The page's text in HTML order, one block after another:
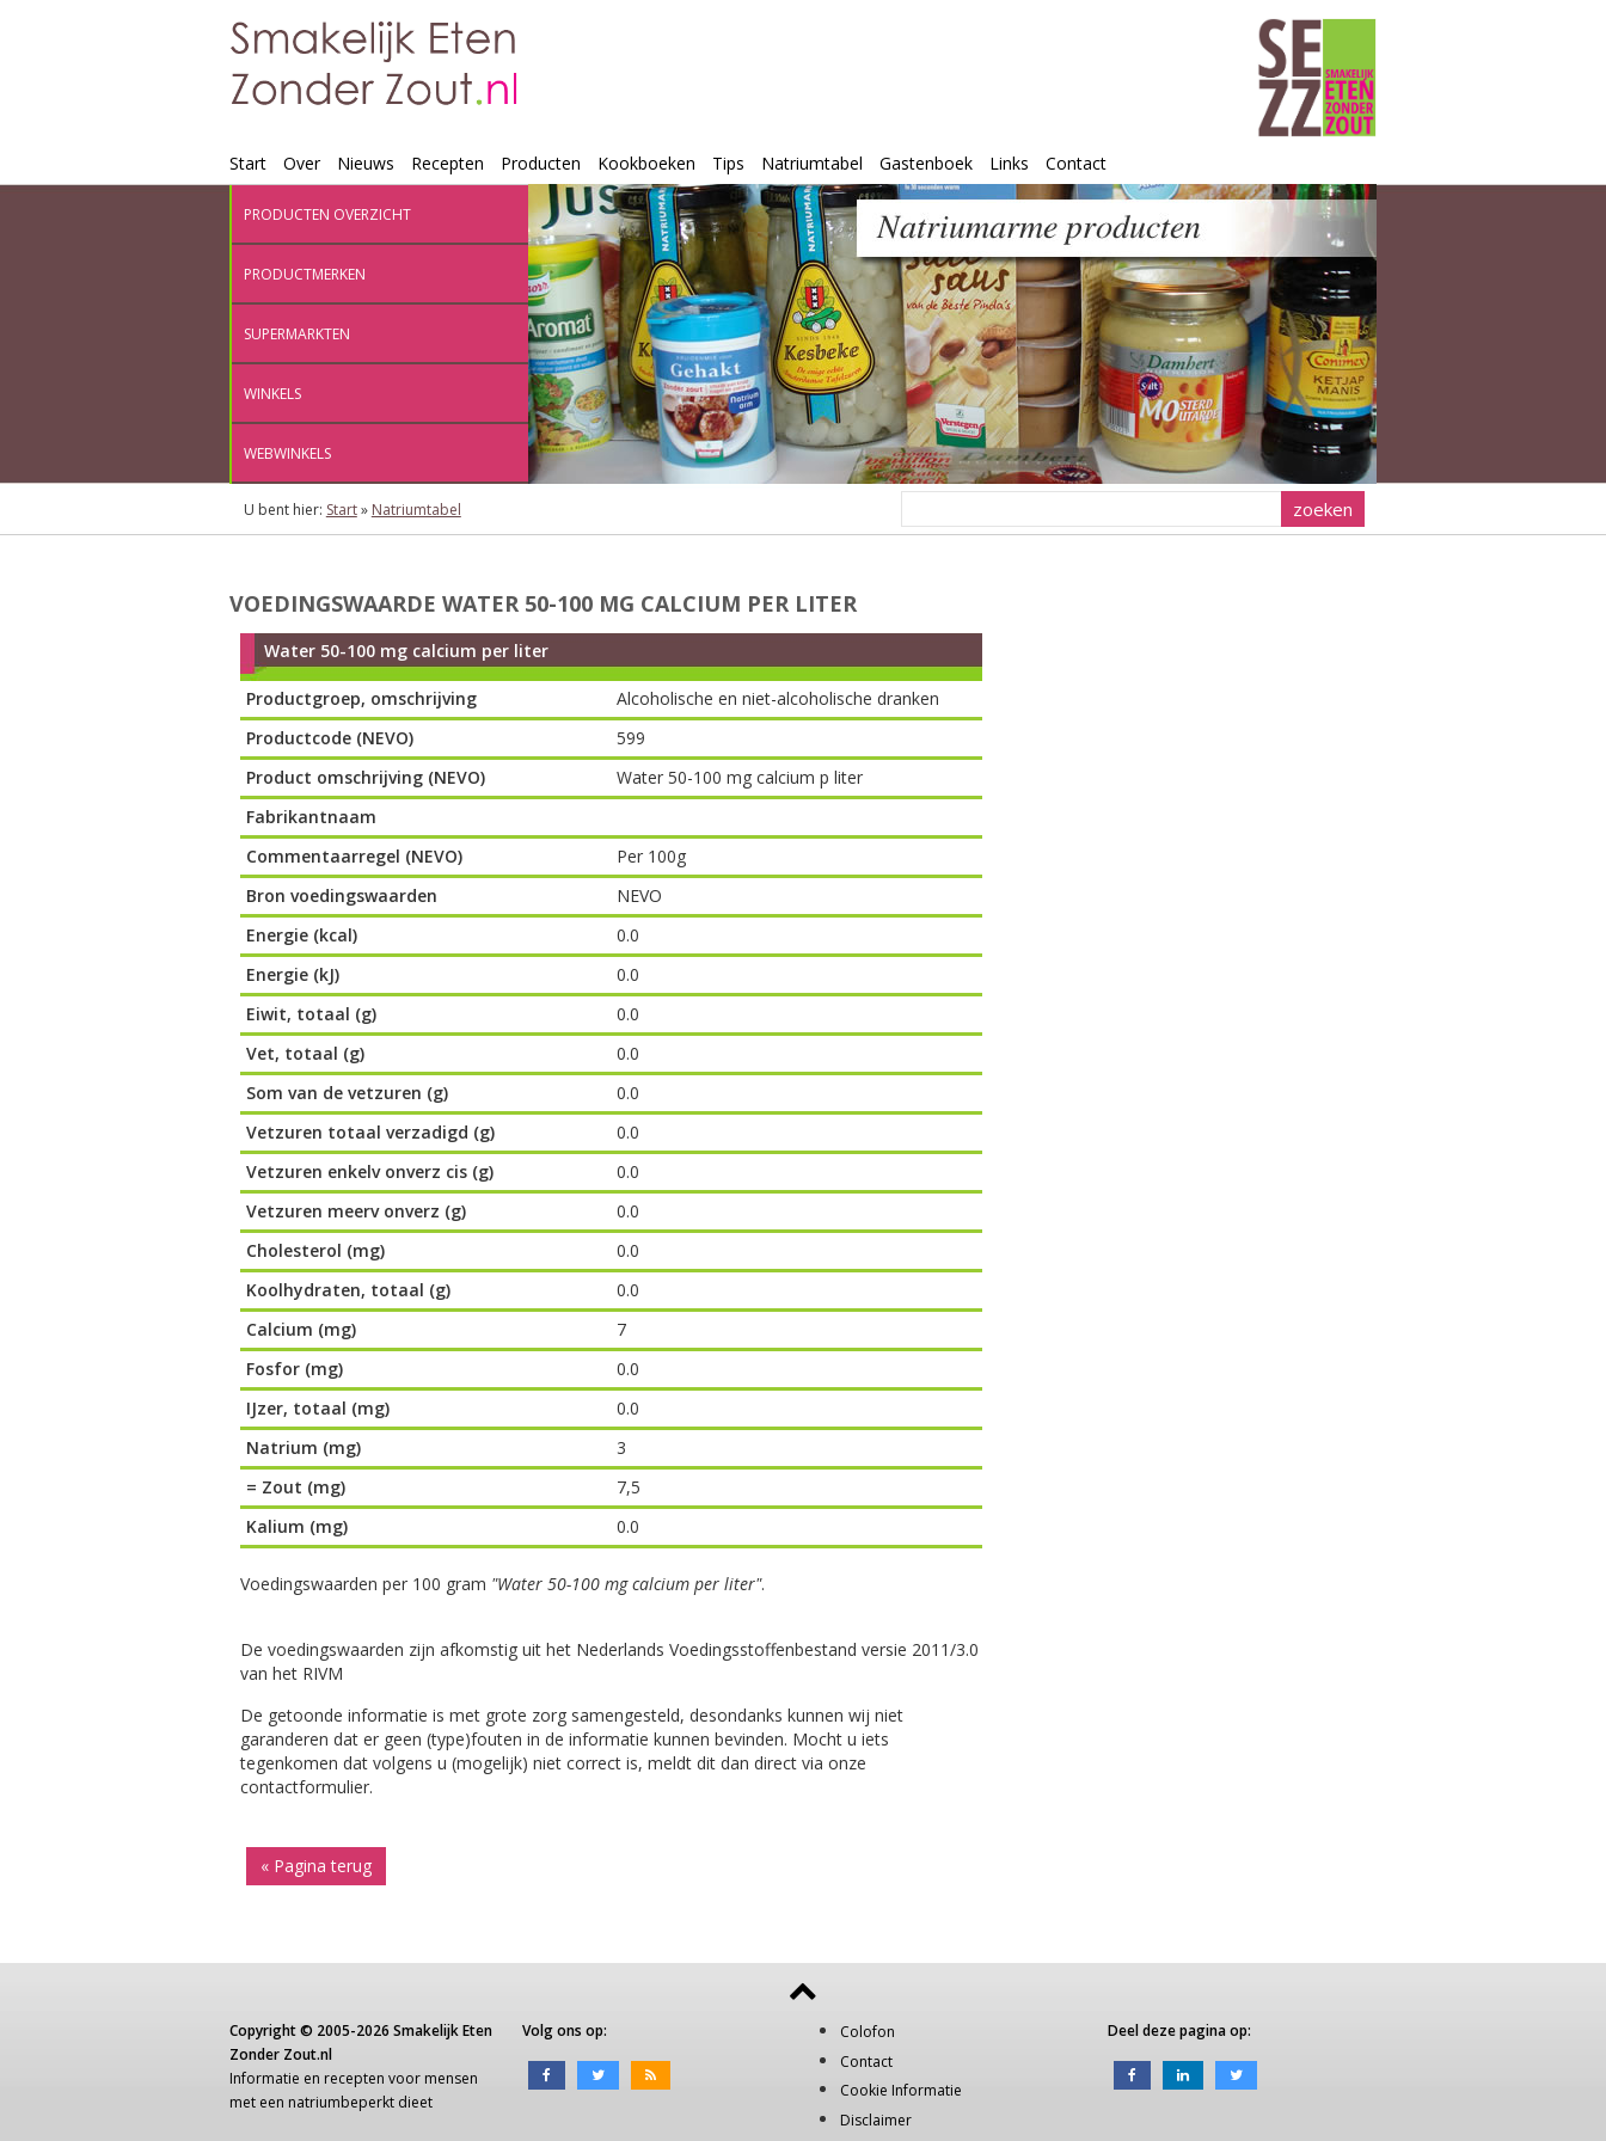
Start Over Nieuws Recepten Producten Kookboeken Tips Natriumtabel Gastenboek Links Contact
PRODUCTEN OVERZICHT
PRODUCTMERKEN
SUPERMARKTEN
WINKELS
WEBWINKELS
U bent hier: Start» Natriumtabel
VOEDINGSWAARDE WATER 50-100 MG CALCIUM PER LITER
Water 50-100 mg calcium per liter
Productgroep, omschrijving
Alcoholische en niet-alcoholische dranken
Productcode (NEVO)
599
Product omschrijving (NEVO)
Water 50-100 mg calcium p liter
Fabrikantnaam
Commentaarregel (NEVO)
Per 100g
Bron voedingswaarden
NEVO
Energie (kcal)
0.0
Energie (kJ)
0.0
Eiwit, totaal (g)
0.0
Vet, totaal (g)
0.0
Som van de vetzuren (g)
0.0
Vetzuren totaal verzadigd (g)
0.0
Vetzuren enkelv onverz cis (g)
0.0
Vetzuren meerv onverz (g)
0.0
Cholesterol (mg)
0.0
Koolhydraten, totaal (g)
0.0
Calcium (mg)
7
Fosfor (mg)
0.0
IJzer, totaal (mg)
0.0
Natrium (mg)
3
= Zout (mg)
7,5
Kalium (mg)
0.0
Voedingswaarden per 100 gram "Water 50-100 mg calcium per liter".
De voedingswaarden zijn afkomstig uit het Nederlands Voedingsstoffenbestand versie 2011/3.0
van het RIVM
De getoonde informatie is met grote zorg samengesteld, desondanks kunnen wij niet
garanderen dat er geen (type)fouten in de informatie kunnen bevinden. Mocht u iets
tegenkomen dat volgens u (mogelijk) niet correct is, meldt dit dan direct via onze
contactformulier.
« Pagina terug
Copyright © 2005-2026 Smakelijk Eten
Zonder Zout.nl
Informatie en recepten voor mensen
met een natriumbeperkt dieet
Volg ons op:
Colofon
Contact
Cookie Informatie
Disclaimer
Deel deze pagina op: